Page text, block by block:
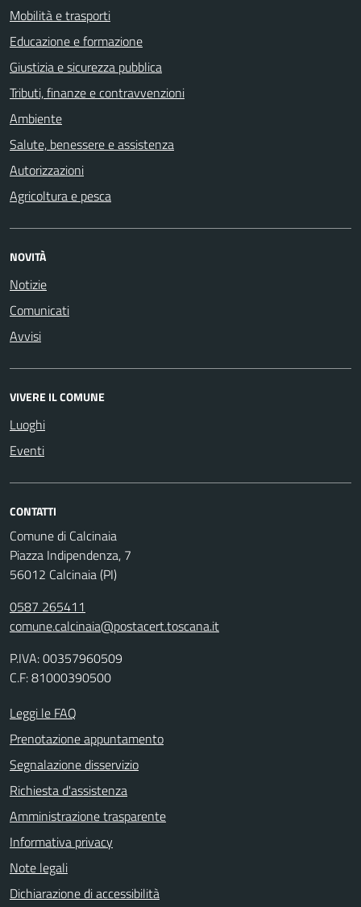
Mobilità e trasporti
Educazione e formazione
Giustizia e sicurezza pubblica
Tributi, finanze e contravvenzioni
Ambiente
Salute, benessere e assistenza
Autorizzazioni
Agricoltura e pesca
NOVITÀ
Notizie
Comunicati
Avvisi
VIVERE IL COMUNE
Luoghi
Eventi
CONTATTI
Comune di Calcinaia
Piazza Indipendenza, 7
56012 Calcinaia (PI)
0587 265411
comune.calcinaia@postacert.toscana.it
P.IVA: 00357960509
C.F: 81000390500
Leggi le FAQ
Prenotazione appuntamento
Segnalazione disservizio
Richiesta d'assistenza
Amministrazione trasparente
Informativa privacy
Note legali
Dichiarazione di accessibilità